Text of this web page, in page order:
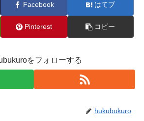
Facebook はてブ
Pinterest コピー
をフォローする
hukubukuro